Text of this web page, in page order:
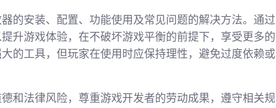
的安装、配置、功能使用及常见问题的解决方法。通过
升游戏体验，在不破坏游戏平衡的前提下，享受更多的
的工具，但玩家在使用时应保持理性，避免过度依赖或
和法律风险，尊重游戏开发者的劳动成果，遵守相关规